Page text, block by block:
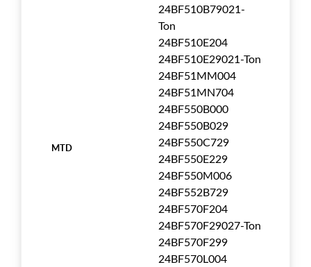
MTD
24BF510B79021-
Ton
24BF510E204
24BF510E29021-Ton
24BF51MM004
24BF51MN704
24BF550B000
24BF550B029
24BF550C729
24BF550E229
24BF550M006
24BF552B729
24BF570F204
24BF570F29027-Ton
24BF570F299
24BF570L004